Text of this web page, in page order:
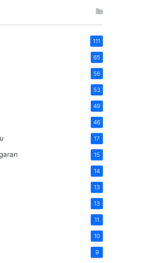
111
65
56
53
49
46
17
15
14
13
13
11
10
9